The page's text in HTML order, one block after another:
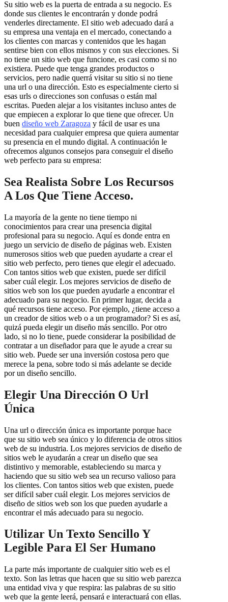
Su sitio web es la puerta de entrada a su negocio. Es
donde sus clientes le encontrarán y donde podrá
venderles directamente. El sitio web adecuado dará a
su empresa una ventaja en el mercado, conectando a
los clientes con marcas y contenidos que les hagan
sentirse bien con ellos mismos y con sus elecciones. Si
no tiene un sitio web que funcione, es casi como si no
existiera. Puede que tenga grandes productos o
servicios, pero nadie querrá visitar su sitio si no tiene
una url o una dirección. Esto es especialmente cierto si
esas urls o direcciones son confusas o están mal
escritas. Pueden alejar a los visitantes incluso antes de
que empiecen a explorar lo que tiene que ofrecer. Un
buen diseño web Zaragoza y fácil de usar es una
necesidad para cualquier empresa que quiera aumentar
su presencia en el mundo digital. A continuación le
ofrecemos algunos consejos para conseguir el diseño
web perfecto para su empresa:
Sea Realista Sobre Los Recursos
A Los Que Tiene Acceso.
La mayoría de la gente no tiene tiempo ni
conocimientos para crear una presencia digital
profesional para su negocio. Aquí es donde entra en
juego un servicio de diseño de páginas web. Existen
numerosos sitios web que pueden ayudarte a crear el
sitio web perfecto, pero tienes que elegir el adecuado.
Con tantos sitios web que existen, puede ser difícil
saber cuál elegir. Los mejores servicios de diseño de
sitios web son los que pueden ayudarle a encontrar el
adecuado para su negocio. En primer lugar, decida a
qué recursos tiene acceso. Por ejemplo, ¿tiene acceso a
un creador de sitios web o a un programador? Si es así,
quizá pueda elegir un diseño más sencillo. Por otro
lado, si no lo tiene, puede considerar la posibilidad de
contratar a un diseñador para que le ayude a crear su
sitio web. Puede ser una inversión costosa pero que
merece la pena, sobre todo si más adelante se decide
por un diseño sencillo.
Elegir Una Dirección O Url
Única
Una url o dirección única es importante porque hace
que su sitio web sea único y lo diferencia de otros sitios
web de su industria. Los mejores servicios de diseño de
sitios web le ayudarán a crear un diseño que sea
distintivo y memorable, estableciendo su marca y
haciendo que su sitio web sea un recurso valioso para
los clientes. Con tantos sitios web que existen, puede
ser difícil saber cuál elegir. Los mejores servicios de
diseño de sitios web son los que pueden ayudarle a
encontrar el más adecuado para su negocio.
Utilizar Un Texto Sencillo Y
Legible Para El Ser Humano
La parte más importante de cualquier sitio web es el
texto. Son las letras que hacen que su sitio web parezca
una entidad viva y que respira: las palabras de su sitio
web que la gente leerá, pensará e interactuará con ellas.